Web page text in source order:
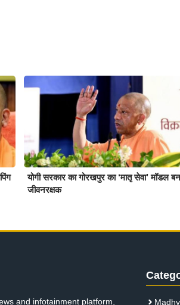
योगी सरकार का गोरखपुर का ‘मातृ सेवा’ मॉडल
जीवनरक्षक
and infotainment platform,